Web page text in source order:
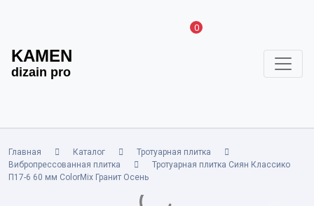
KAMEN
dizain pro
0
Главная Каталог
Тротуарная плитка
Вибропрессованная плитка
Тротуарная плитка Сиян Классико
П17-6 60 мм ColorMix Гранит Осень